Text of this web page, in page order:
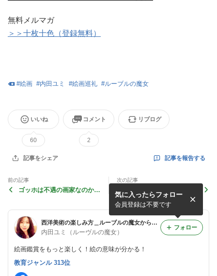
無料メルマガ
＞＞十枚十色（登録無料）
#絵画 #内田ユミ #絵画巡礼 #ルーブルの魔女
いいね
60
コメント
2
リブログ
記事をシェア 記事を報告する
前の記事
ゴッホは不遇の画家なのか？
次の記事
レポ２）コロナ禍で変わる美
術展
西洋美術の楽しみ方＿ルーブルの魔女からの伝言
内田ユミ（ルーヴルの魔女）
絵画鑑賞をもっと楽しく！絵の意味が分かる！
気に入ったらフォロー
会員登録は不要です
フォロー
教育ジャンル 313位